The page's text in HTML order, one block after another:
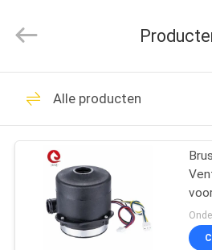
THUIS
PRODUCTEN
OVER
International
Trade
Rights
Brushless
Elektrische
van
Alle producten
het